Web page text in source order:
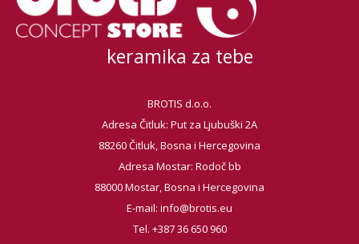
keramika za tebe
BROTIS d.o.o.
Adresa Čitluk: Put za Ljubuški 2A
88260 Čitluk, Bosna i Hercegovina
Adresa Mostar: Rodoč bb
88000 Mostar, Bosna i Hercegovina
E-mail: info@brotis.eu
Tel. +387 36 650 960